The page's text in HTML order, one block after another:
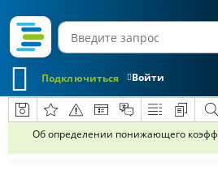
Войти
Подключиться
Об определении понижающего